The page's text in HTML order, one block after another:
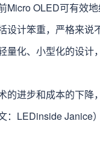
Micro OLED可有效
设计笨重，严格来
量化、小型化的设计
的进步和成本的下降
：LEDinside Janice）